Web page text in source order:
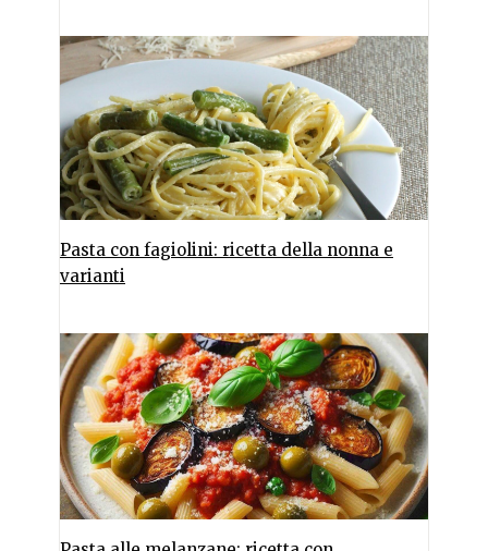
Pasta con fagiolini: ricetta della nonna e
varianti